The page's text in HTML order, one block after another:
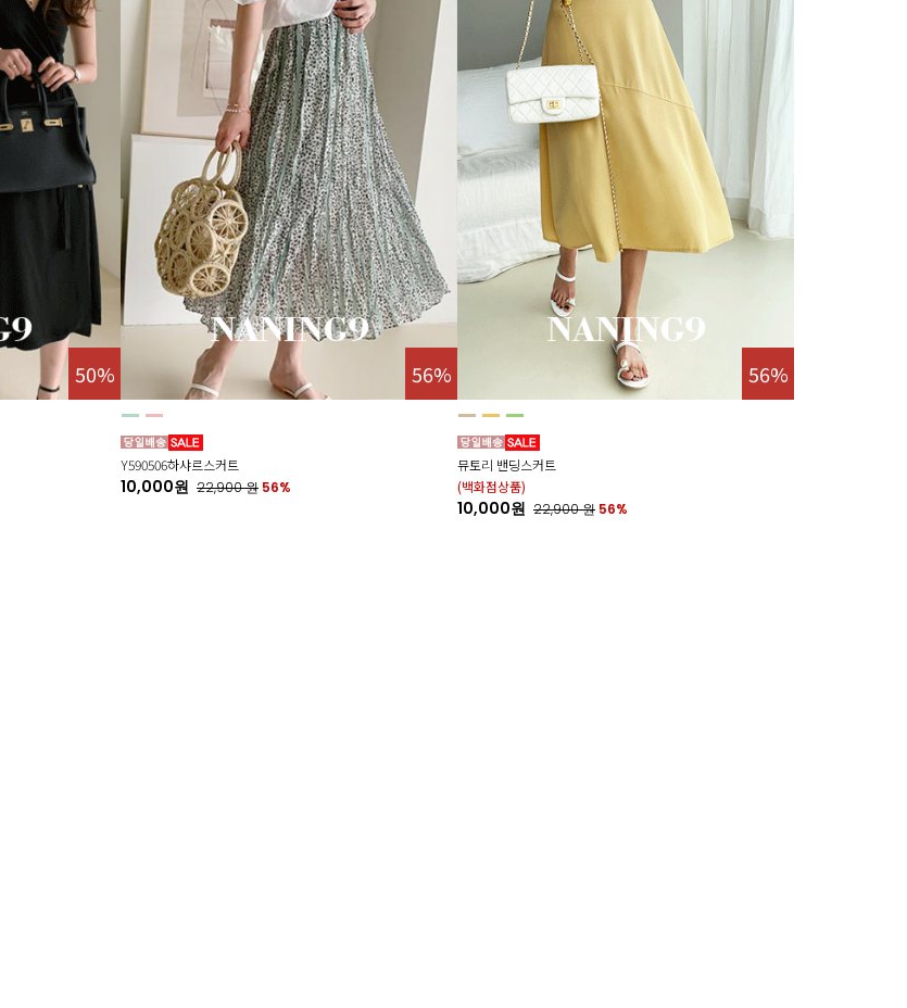
50% 56%
Y590506하샤르스커트
10,000원 22,900원 56%
56%
뮤토리 밴딩스커트
(백화점상품)
10,000원 22,900원 56%